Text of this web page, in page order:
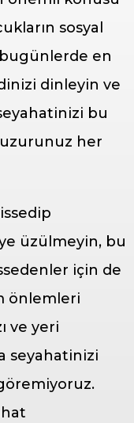
sosyal
en
dinleyin ve
bu
her
üzülmeyin, bu
için de
önlemleri
ve yeri
seyahatinizi